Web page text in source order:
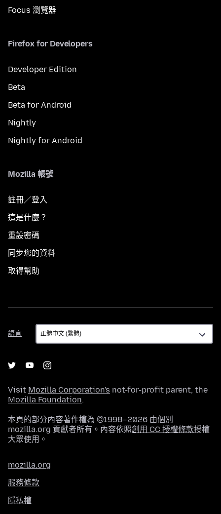
Focus 瀏覽器
Firefox for Developers
Developer Edition
Beta
Beta for Android
Nightly
Nightly for Android
Mozilla 帳號
註冊／登入
這是什麼？
重設密碼
同步您的資料
取得幫助
語言
語
言
Visit Mozilla Corporation's not-for-profit parent, the
Mozilla Foundation.
本頁的部分內容著作權為 ©1998–2026 由個別
mozilla.org 貢獻者所有。內容依照創用 CC 授權條款授權
大眾使用。
mozilla.org
服務條款
隱私權